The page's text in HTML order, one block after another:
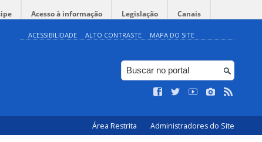
Acesso à informação Legislação Canais
ACESSIBILIDADE ALTO CONTRASTE MAPA DO SITE
Área Restrita Administradores do Site